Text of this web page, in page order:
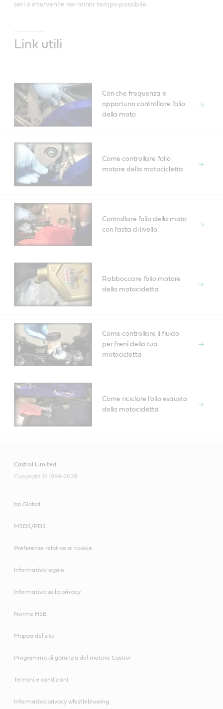
seri o intervenire nel minor tempo possibile.
Link utili
Con che frequenza è
opportuno controllare l’olio
della moto
Come controllare l'olio
motore della motocicletta
Controllare l’olio della moto
con l’asta di livello
Rabboccare l’olio motore
della motocicletta
Come controllare il fluido
per freni della tua
motocicletta
Come riciclare l'olio esausto
della motocicletta
Castrol Limited
Copyright © 1999-2026
bp Global
MSDS/PDS
Preferenze relative ai cookie
Informativa legale
Informativa sulla privacy
Norme HSE
Mappa del sito
Programma di garanzia del motore Castrol
Termini e condizioni
Informativa privacy whistleblowing